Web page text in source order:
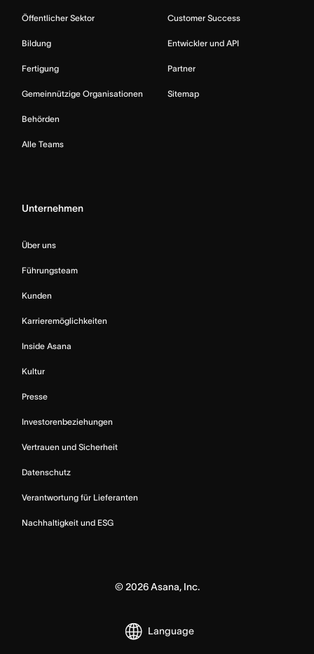
Öffentlicher Sektor
Bildung
Fertigung
Gemeinnützige Organisationen
Behörden
Alle Teams
Customer Success
Entwickler und API
Partner
Sitemap
Unternehmen
Über uns
Führungsteam
Kunden
Karrieremöglichkeiten
Inside Asana
Kultur
Presse
Investorenbeziehungen
Vertrauen und Sicherheit
Datenschutz
Verantwortung für Lieferanten
Nachhaltigkeit und ESG
©2026Asana, Inc.
Language